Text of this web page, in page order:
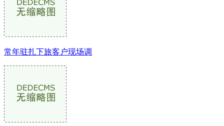
常年驻扎下旅客户现场调